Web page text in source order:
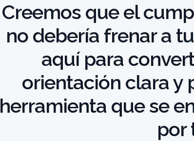
Creemos que el
no debería frenar a
aquí para
orientación clara y
herramienta que se
por